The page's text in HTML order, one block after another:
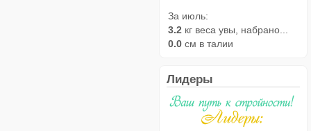
За июль:
3.2 кг веса увы, набрано...
0.0 см в талии
Лидеры